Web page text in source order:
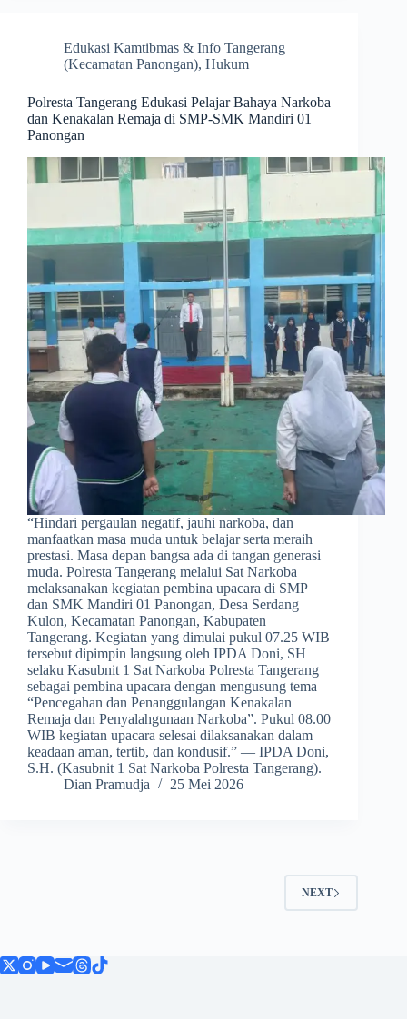
Edukasi Kamtibmas & Info Tangerang
(Kecamatan Panongan), Hukum
Polresta Tangerang Edukasi Pelajar Bahaya Narkoba
dan Kenakalan Remaja di SMP-SMK Mandiri 01
Panongan
​“Hindari pergaulan negatif, jauhi narkoba, dan
manfaatkan masa muda untuk belajar serta meraih
prestasi. Masa depan bangsa ada di tangan generasi
muda. Polresta Tangerang melalui Sat Narkoba
melaksanakan kegiatan pembina upacara di SMP
dan SMK Mandiri 01 Panongan, Desa Serdang
Kulon, Kecamatan Panongan, Kabupaten
Tangerang. Kegiatan yang dimulai pukul 07.25 WIB
tersebut dipimpin langsung oleh IPDA Doni, SH
selaku Kasubnit 1 Sat Narkoba Polresta Tangerang
sebagai pembina upacara dengan mengusung tema
“Pencegahan dan Penanggulangan Kenakalan
Remaja dan Penyalahgunaan Narkoba”. Pukul 08.00
WIB kegiatan upacara selesai dilaksanakan dalam
keadaan aman, tertib, dan kondusif.” — IPDA Doni,
S.H. (Kasubnit 1 Sat Narkoba Polresta Tangerang).
Dian Pramudja
25 Mei 2026
NEXT